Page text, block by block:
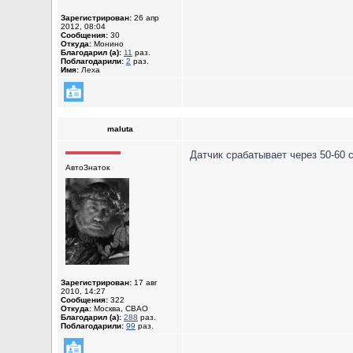
Зарегистрирован: 26 апр
2012, 08:04
Сообщения: 30
Откуда: Монино
Благодарил (а): 11 раз.
Поблагодарили: 2 раз.
Имя: Леха
maluta
АвтоЗнаток
Зарегистрирован: 17 авг
2010, 14:27
Сообщения: 322
Откуда: Москва, СВАО
Благодарил (а): 288 раз.
Поблагодарили: 99 раз.
Датчик срабатывает через 50-60